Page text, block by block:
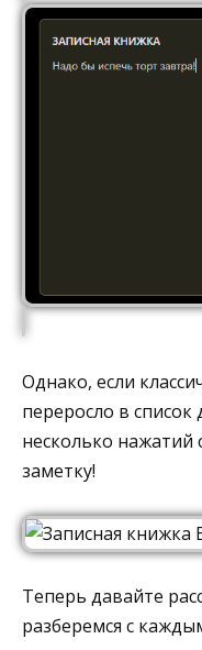
Однако, если
переросло в
несколько нажатий
заметку!
Теперь давайте
разберемся с